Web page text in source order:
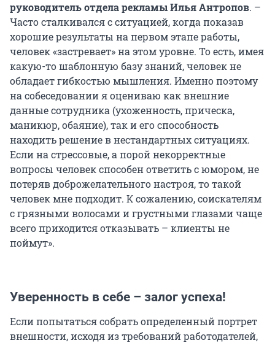
руководитель отдела рекламы Илья Антропов. –
Часто сталкивался с ситуацией, когда показав
хорошие результаты на первом этапе работы,
человек «застревает» на этом уровне. То есть, имея
какую-то шаблонную базу знаний, человек не
обладает гибкостью мышления. Именно поэтому
на собеседовании я оцениваю как внешние
данные сотрудника (ухоженность, прическа,
маникюр, обаяние), так и его способность
находить решение в нестандартных ситуациях.
Если на стрессовые, а порой некорректные
вопросы человек способен ответить с юмором, не
потеряв доброжелательного настроя, то такой
человек мне подходит. К сожалению, соискателям
с грязными волосами и грустными глазами чаще
всего приходится отказывать – клиенты не
поймут».
Уверенность в себе – залог успеха!
Если попытаться собрать определенный портрет
внешности, исходя из требований работодателей,